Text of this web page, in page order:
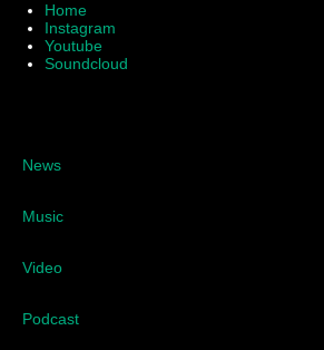
Home
Instagram
Youtube
Soundcloud
News
Music
Video
Podcast